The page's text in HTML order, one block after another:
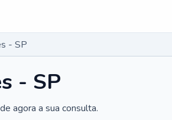
- SP
- SP
agora a sua consulta.